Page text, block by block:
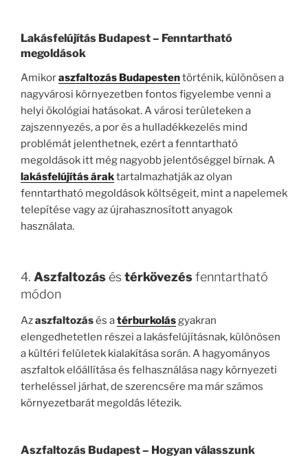
Lakásfelújítás Budapest– Fenntartható
megoldások
Amikoraszfaltozás Budapestentörténik, különösen a
nagyvárosi környezetben fontos figyelembe venni a
helyi ökológiai hatásokat. A városi területeken a
zajszennyezés, a por és a hulladékkezelés mind
problémát jelenthetnek, ezért a fenntartható
megoldások itt még nagyobb jelentőséggel bírnak. A
lakásfelújítás áraktartalmazhatják az olyan
fenntartható megoldások költségeit, mint a napelemek
telepítése vagy az újrahasznosított anyagok
használata.
4. Aszfaltozás éstérkövezésfenntartható
módon
Azaszfaltozásés atérburkolásgyakran
elengedhetetlen részei a lakásfelújításnak, különösen
a kültéri felületek kialakítása során. A hagyományos
aszfaltok előállítása és felhasználása nagy környezeti
terheléssel járhat, de szerencsére ma már számos
környezetbarát megoldás létezik.
Aszfaltozás Budapest– Hogyan válasszunk